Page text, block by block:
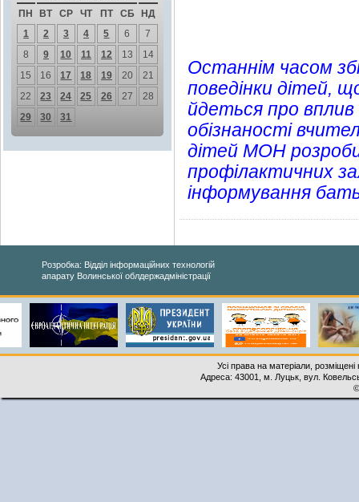
ПН ВТ СР ЧТ ПТ СБ
НД
1
2 3 4 5 6
7
8
9 10 11 12 13
14
15
16 17 18 19 20
21
22
23 24 25 26 27
28
29
30 31
Останнім часом
поведінки дітей,
йдеться про вплив
обізнаності
дітей МОН
профілактичних
інформування
Розробка: Відділ інформаційних технологій
апарату Волинської облдержадміністрації
Усі права на матеріали,
Адреса: 43001, м. Луцьк, вул.